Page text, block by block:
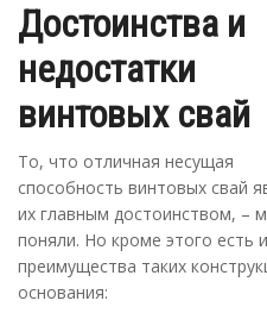
Достоинства и
недостатки
винтовых свай
То, что отличная несущая
способность винтовых свай
их главным достоинством, –
поняли. Но кроме этого есть
преимущества таких
основания: